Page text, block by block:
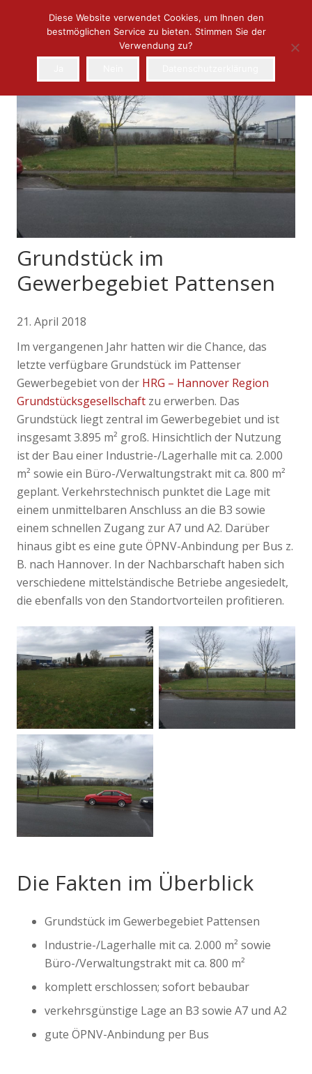
Grundstück im
Gewerbegebiet Pattensen
21. April 2018
Im vergangenen Jahr hatten wir die Chance, das
letzte verfügbare Grundstück im Pattenser
Gewerbegebiet von der HRG – Hannover Region
Grundstücksgesellschaft zu erwerben. Das
Grundstück liegt zentral im Gewerbegebiet und ist
insgesamt 3.895 m² groß. Hinsichtlich der Nutzung
ist der Bau einer Industrie-/Lagerhalle mit ca. 2.000
m² sowie ein Büro-/Verwaltungstrakt mit ca. 800 m²
geplant. Verkehrstechnisch punktet die Lage mit
einem unmittelbaren Anschluss an die B3 sowie
einem schnellen Zugang zur A7 und A2. Darüber
hinaus gibt es eine gute ÖPNV-Anbindung per Bus z.
B. nach Hannover. In der Nachbarschaft haben sich
verschiedene mittelständische Betriebe angesiedelt,
die ebenfalls von den Standortvorteilen profitieren.
Die Fakten im Überblick
Grundstück im Gewerbegebiet Pattensen
Industrie-/Lagerhalle mit ca. 2.000 m² sowie
Büro-/Verwaltungstrakt mit ca. 800 m²
komplett erschlossen; sofort bebaubar
verkehrsgünstige Lage an B3 sowie A7 und A2
gute ÖPNV-Anbindung per Bus
Diese Website verwendet Cookies, um Ihnen den
bestmöglichen Service zu bieten. Stimmen Sie der
Verwendung zu?